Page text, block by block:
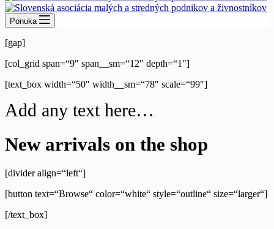
Ponuka
[gap]
[col_grid span=“9″ span__sm=“12″ depth=“1″]
[text_box width=“50″ width__sm=“78″ scale=“99″]
Add any text here…
New arrivals on the shop
[divider align=“left“]
[button text=“Browse“ color=“white“ style=“outline“ size=“larger“]
[/text_box]